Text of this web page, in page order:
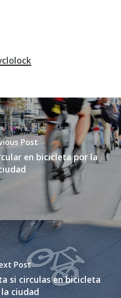
Post
en bicicleta por la
Post
si circulas en bicicleta
ciudad